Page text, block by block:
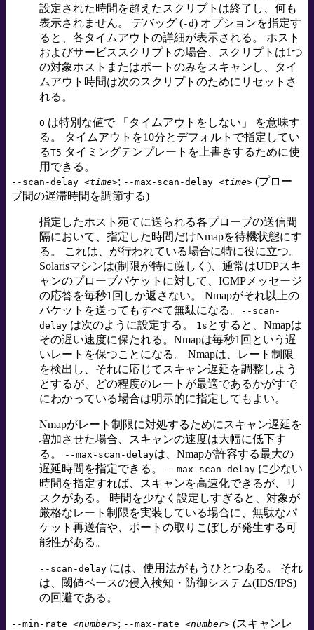
設定された時間を超えたスクリプトは終了し、何も
表示されません。 デバッグ (-d) オプションを指定す
ると、各タイムアウトの詳細が表示される。 ホスト
およびサービススクリプトの場合、スクリプトは1つ
の対象ホストまたはポートのみをスキャンし、タイ
ムアウト時間は次のスクリプトのためにリセットさ
れる。
0 は特別な値で 「 タイムアウトをしない 」
を意味す
る。 タイムアウトを10分とデフォルトで指定してい
るT5 タイミングテンプレートを上書きするために使
用できる。
--scan-delay <time>; --max-scan-delay <time> (プロー
ブ間の遅滞時間を調節する)
指定したホスト宛てに送られる各プローブの送信間
隔において、指定した時間だけNmapを待機状態にす
る。 これは、 が行われている場合に特に役に立つ。
Solarisマシンは(制限が特に厳しく)、通常はUDPスキ
ャンのプローブパケットに対して、ICMPメッセージ
の応答を毎秒1回しか返さない。 Nmapがそれ以上の
パケットを送ってもすべて無駄になる。
--scan-
delay は次のように設定する。 1s とすると、Nmapは
その遅い速度に保たれる。Nmapは毎秒1回という遅
いレートを保つことになる。 Nmapは、レート制限
を検出し、それに応じてスキャン遅延を調整しよう
とするが、どの程度のレートが最適であるかがすで
にわかっている場合は明示的に指定してもよい。
Nmapがレート制限に対処するためにスキャン遅延を
増加させた場合、スキャンの速度は大幅に低下す
る。
--max-scan-delayは、Nmapが許容する最大の
遅延時間を指定できる。
--max-scan-delay に少ない
時間を指定すれば、スキャンを高速化できるが、リ
スクがある。 時間を少なく設定しすぎると、対象が
厳格なレート制限を実装している場合に、無駄なパ
ケット再送信や、ポートの取りこぼしが発生する可
能性がある。
--scan-delay には、使用法がもうひとつある。 それ
は、閾値ベースの侵入検知・防御システム(IDS/IPS)
の回避である。
--min-rate <number>; --max-rate <number> (スキャンレ